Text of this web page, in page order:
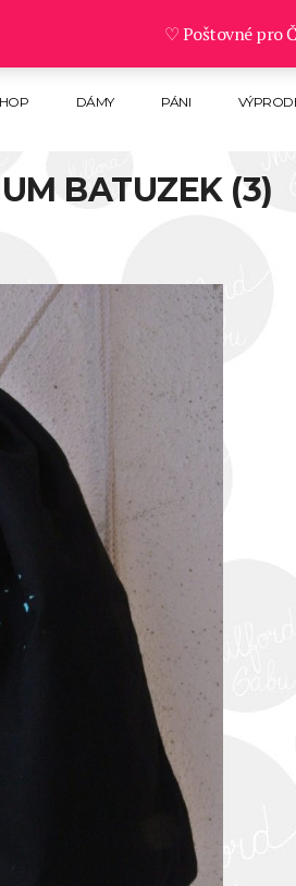
DÁMY PÁNI
BATUZEK (3)
♡ Poštovné pro